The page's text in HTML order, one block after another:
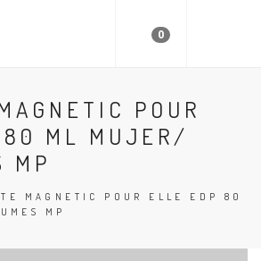
0
POUR
80 ML MUJER/
MP
MAGNETIC POUR ELLE EDP 80
MP